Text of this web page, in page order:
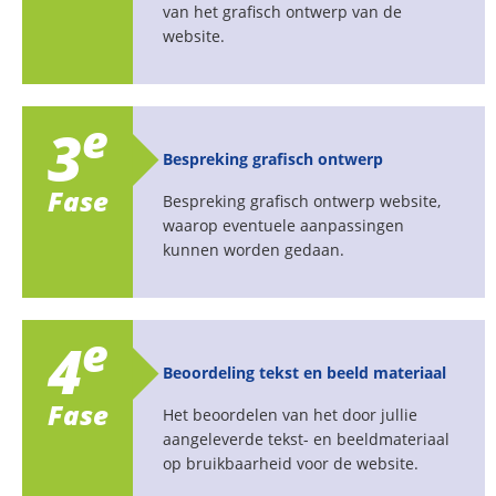
van het grafisch ontwerp van de
website.
3e
Fase
Bespreking grafisch ontwerp
Bespreking grafisch ontwerp website,
waarop eventuele aanpassingen
kunnen worden gedaan.
4e
Fase
Beoordeling tekst en beeld materiaal
Het beoordelen van het door jullie
aangeleverde tekst- en beeldmateriaal
op bruikbaarheid voor de website.